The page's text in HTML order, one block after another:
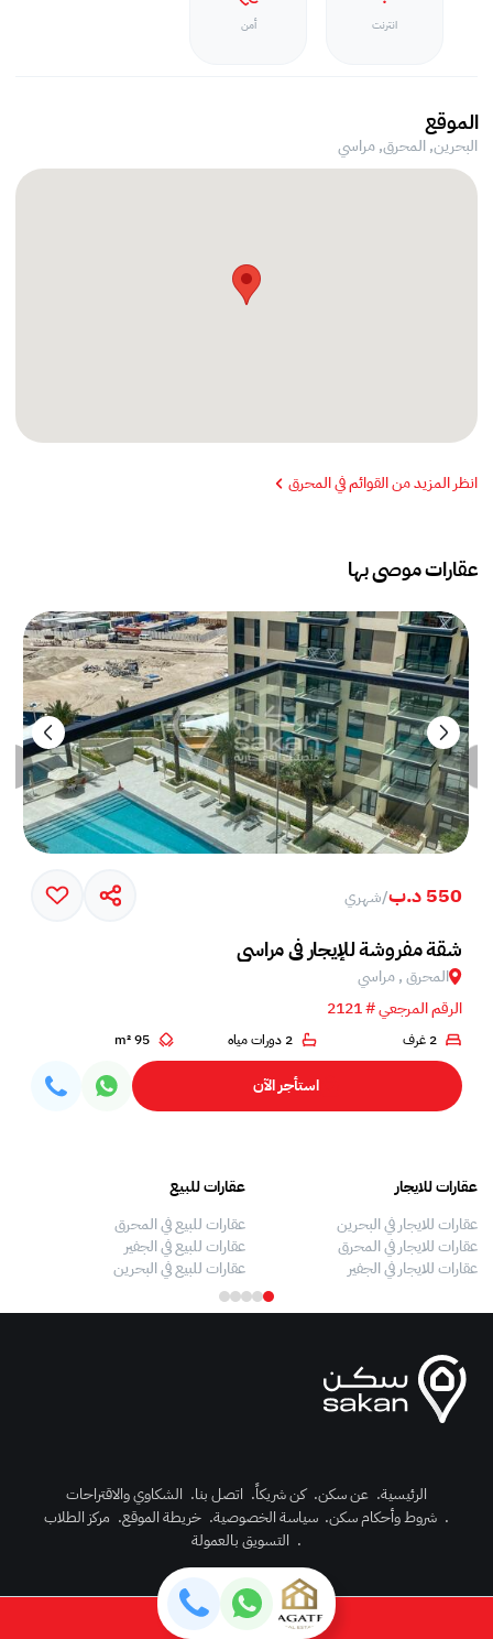
انترنت أمن
الموقع
البحرين, المحرق,مراسي
انظر المزيد من القوائم في المحرق
عقارات موصى بها
550 د.ب /شهري
شقة مفروشة للإيجار في مراسي
المحرق , مراسي
الرقم المرجعي # 2121
2 غرف 2 دورات مياه 95 m²
استأجر الآن
عقارات للايجار
عقارات للايجار في البحرين
عقارات للايجار في المحرق
عقارات للايجار في الجفير
عقارات للبيع
عقارات للبيع في المحرق
عقارات للبيع في الجفير
عقارات للبيع في البحرين
الرئيسية. عن سكن. كن شريكاً. اتصل بنا. الشكاوي والاقتراحات
. شروط وأحكام سكن. سياسة الخصوصية. خريطة الموقع. مركز الطلاب
. التسويق بالعمولة